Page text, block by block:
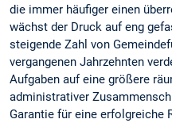
die immer häufiger einen
wächst der Druck auf eng
steigende Zahl von
vergangenen Jahrzehnten
Aufgaben auf eine größere
administrativer
Garantie für eine erfolgreiche